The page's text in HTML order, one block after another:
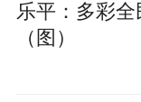
乐平：多彩
（图）